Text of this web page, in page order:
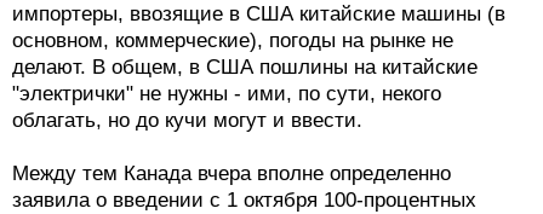
импортеры, ввозящие в США китайские машины (в
основном, коммерческие), погоды на рынке не
делают. В общем, в США пошлины на китайские
"электрички" не нужны - ими, по сути, некого
облагать, но до кучи могут и ввести.
Между тем Канада вчера вполне определенно
заявила о введении с 1 октября 100-процентных